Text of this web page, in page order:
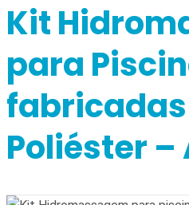
Kit
para
Poliéster